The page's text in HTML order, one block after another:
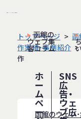
ホ
ー
ム
ペ
ー
SNS
広
告・
ウェ
ブ広
函館の
ウェブ集
客コラム
トップページ 函
作実績・事例紹介
作
函館のウェブ